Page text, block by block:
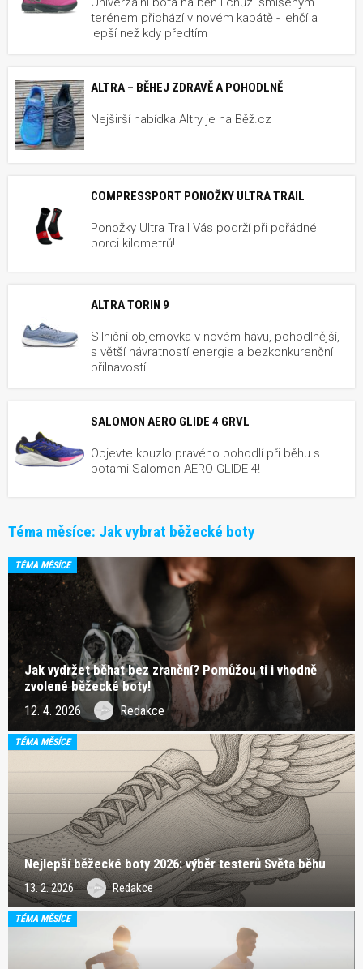
terénem přichází v novém kabátě - lehčí a
lepší než kdy předtím
ALTRA – BĚHEJ ZDRAVĚ A POHODLNĚ
Nejširší nabídka Altry je na Běž.cz
COMPRESSPORT PONOŽKY ULTRA TRAIL
Ponožky Ultra Trail Vás podrží při pořádné
porci kilometrů!
ALTRA TORIN 9
Silniční objemovka v novém hávu, pohodlnější,
s větší návratností energie a bezkonkurenční
přilnavostí.
SALOMON AERO GLIDE 4 GRVL
Objevte kouzlo pravého pohodlí při běhu s
botami Salomon AERO GLIDE 4!
Téma měsíce: Jak vybrat běžecké boty
TÉMA MĚSÍCE
Jak vydržet běhat bez zranění? Pomůžou ti i vhodně
zvolené běžecké boty!
12. 4. 2026 Redakce
TÉMA MĚSÍCE
Nejlepší běžecké boty 2026: výběr testerů Světa běhu
13. 2. 2026 Redakce
TÉMA MĚSÍCE